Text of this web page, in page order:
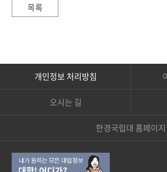
목록
개인정보 처리방침
오시는 길
한경국립대 홈페이지